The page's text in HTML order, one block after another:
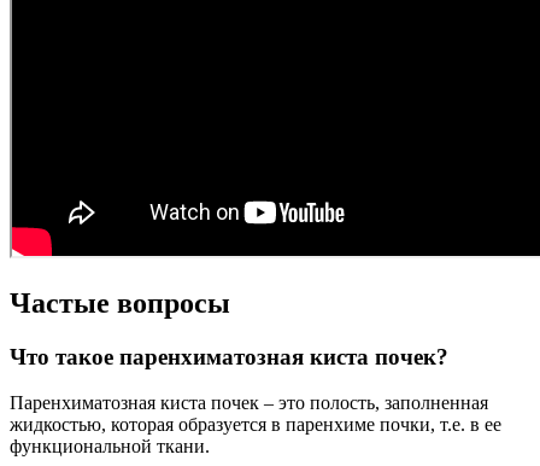
Частые вопросы
Что такое паренхиматозная киста почек?
Паренхиматозная киста почек – это полость, заполненная
жидкостью, которая образуется в паренхиме почки, т.е. в ее
функциональной ткани.